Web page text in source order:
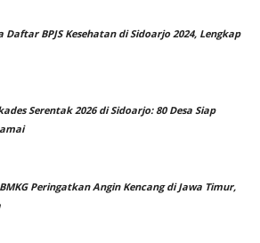
Daftar BPJS Kesehatan di Sidoarjo 2024, Lengkap
Serentak 2026 di Sidoarjo: 80 Desa Siap
BMKG Peringatkan Angin Kencang di Jawa Timur,